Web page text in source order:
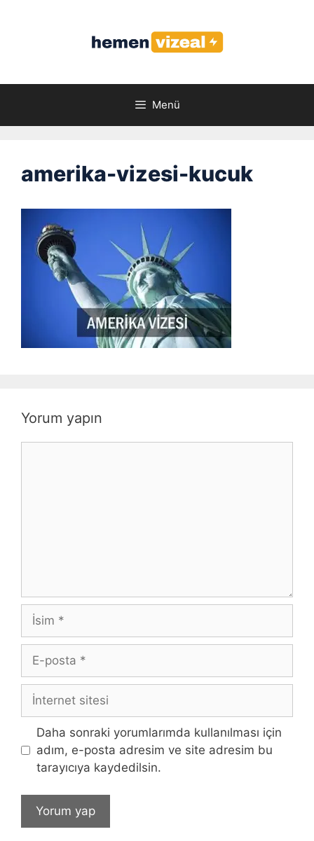
Menü
amerika-vizesi-kucuk
Yorum yapın
İsim
posta
İnternet
Daha sonraki yorumlarımda kullanılması için
adım, e-posta adresim ve site adresim bu
tarayıcıya kaydedilsin.